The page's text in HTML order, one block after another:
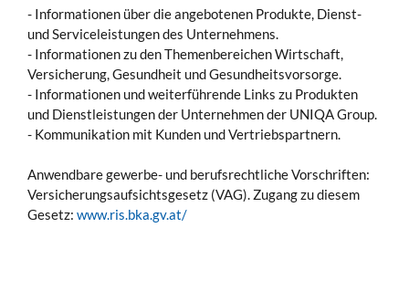
- Informationen über die angebotenen Produkte, Dienst-
und Serviceleistungen des Unternehmens.
- Informationen zu den Themenbereichen Wirtschaft,
Versicherung, Gesundheit und Gesundheitsvorsorge.
- Informationen und weiterführende Links zu Produkten
und Dienstleistungen der Unternehmen der UNIQA Group.
- Kommunikation mit Kunden und Vertriebspartnern.
Anwendbare gewerbe- und berufsrechtliche Vorschriften:
Versicherungsaufsichtsgesetz (VAG). Zugang zu diesem
Gesetz: www.ris.bka.gv.at/